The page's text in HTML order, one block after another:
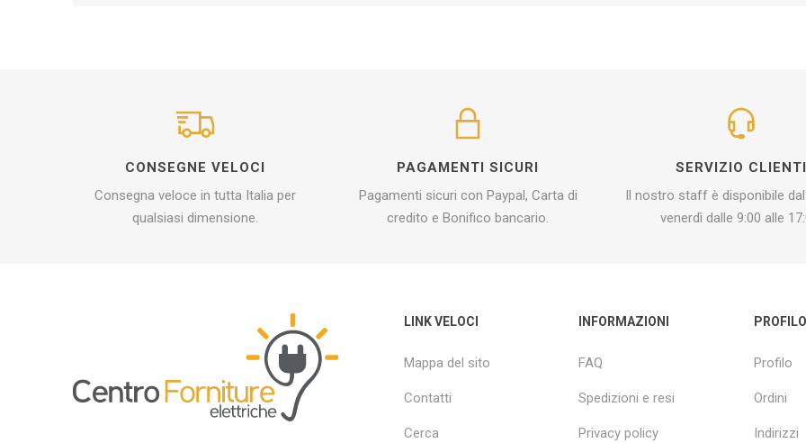
CONSEGNE VELOCI
Consegna veloce in tutta Italia per
qualsiasi dimensione.
PAGAMENTI SICURI
Pagamenti sicuri con Paypal, Carta di
credito e Bonifico bancario.
SERVIZIO CLIENTI
Il nostro staff è disponibile
venerdì dalle 9:00 alle
LINK VELOCI
Mappa del sito
Contatti
Cerca
INFORMAZIONI
FAQ
Spedizioni e resi
Privacy policy
PROFILO
Profilo
Ordini
Indirizzi